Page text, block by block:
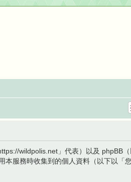
wildpolis.net」代表）以及 phpBB（
本服務時收集到的個人資料（以下以「